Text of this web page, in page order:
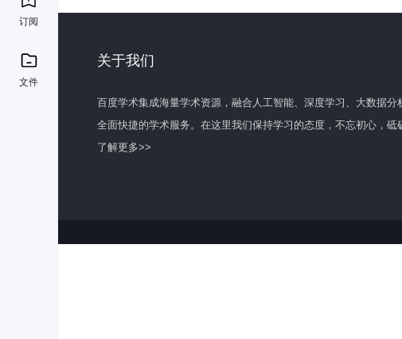
订阅
文件
关于我们
百度学术集成海量学术资源，融合人工智能、深度学习、大数据
全面快捷的学术服务。在这里我们保持学习的态度，不忘初心，砥
了解更多>>